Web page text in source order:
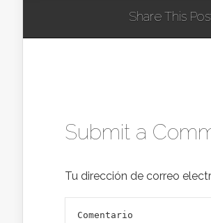
Share This
Submit a
Tu dirección de correo